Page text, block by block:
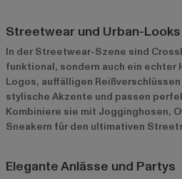
Streetwear und Urban-Looks
In der Streetwear-Szene sind
funktional, sondern auch ein echter
Logos, auffälligen
stylische Akzente und passen
Kombiniere sie mit Jogginghosen,
Sneakern für den ultimativen
Elegante Anlässe und Partys